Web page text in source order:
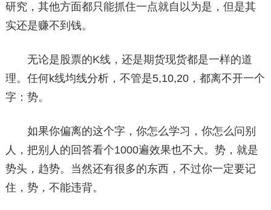
研究，其他方面都只能抓住一点就自以为是，但是其
实还是赚不到钱。
无论是股票的K线，还是期货现货都是一样的道
理。任何k线均线分析，不管是5,10,20，都离不开一个
字：势。
如果你偏离的这个字，你怎么学习，你怎么问别
人，把别人的回答看个1000遍效果也不大。势，就是
势头，趋势。当然还有很多的东西，不过你一定要记
住，势，不能违背。